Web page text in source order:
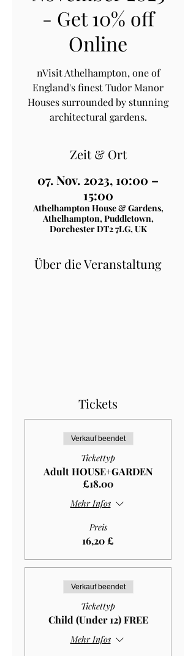
- Get 10% off
Online
nVisit Athelhampton, one of
England's finest Tudor Manor
Houses surrounded by stunning
architectural gardens.
Zeit & Ort
07. Nov. 2023, 10:00 –
15:00
Athelhampton House & Gardens,
Athelhampton, Puddletown,
Dorchester DT2 7LG, UK
Über die Veranstaltung
Tickets
Verkauf beendet
Tickettyp
Adult HOUSE+GARDEN
£18.00
Mehr Infos
Preis
16,20 £
Verkauf beendet
Tickettyp
Child (Under 12) FREE
Mehr Infos